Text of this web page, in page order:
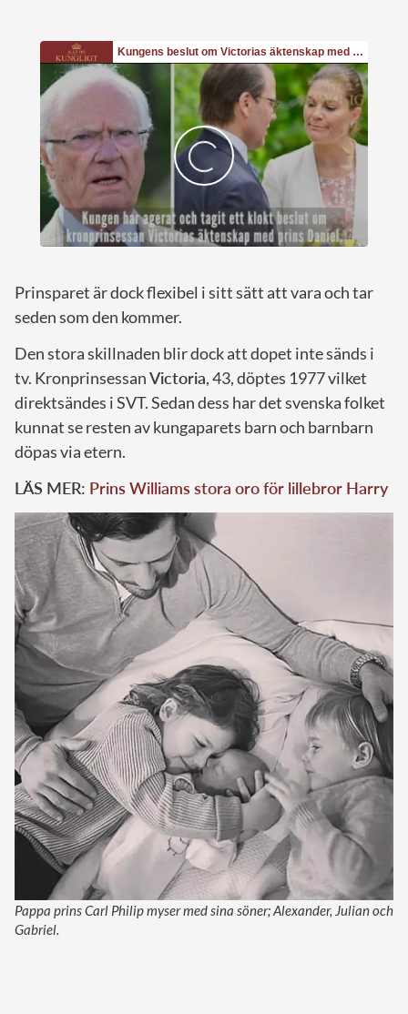
Prinsparet är dock flexibel i sitt sätt att vara och tar
seden som den kommer.
Den stora skillnaden blir dock att dopet inte sänds i
tv. KronprinsessanVictoria, 43, döptes 1977 vilket
direktsändes i SVT. Sedan dess har det svenska folket
kunnat se resten av kungaparets barn och barnbarn
döpas via etern.
LÄS MER: Prins Williams stora oro för lillebror Harry
Pappa prins Carl Philip myser med sina söner; Alexander, Julian och
Gabriel.